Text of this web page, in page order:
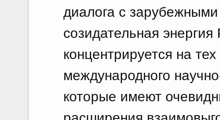
диалога с
созидательная
концентрируется на
международного
которые имеют